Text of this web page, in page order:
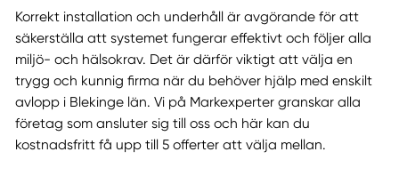
Korrekt installation och underhåll är avgörande för att
säkerställa att systemet fungerar effektivt och följer alla
miljö- och hälsokrav. Det är därför viktigt att välja en
trygg och kunnig firma när du behöver hjälp med enskilt
avlopp i Blekinge län. Vi på Markexperter granskar alla
företag som ansluter sig till oss och här kan du
kostnadsfritt få upp till 5 offerter att välja mellan.